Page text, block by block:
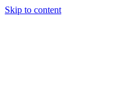
Skip to content